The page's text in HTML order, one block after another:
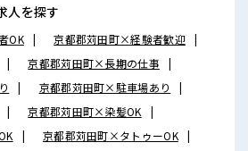
人を探す
OK
京都郡苅田町×経験者歓迎
京都郡苅田町×長期の仕事
京都郡苅田町×駐車場あり
京都郡苅田町×染髪OK
京都郡苅田町×タトゥーOK